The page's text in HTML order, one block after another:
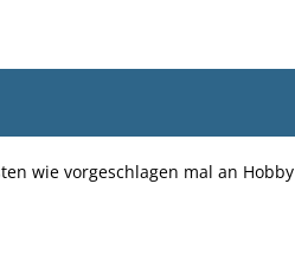
wie vorgeschlagen mal an Hobby